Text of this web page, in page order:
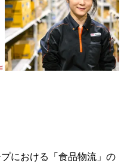
における「食品物流」の